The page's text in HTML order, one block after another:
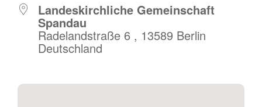
Landeskirchliche Gemeinschaft
Spandau
Radelandstraße 6 , 13589 Berlin
Deutschland